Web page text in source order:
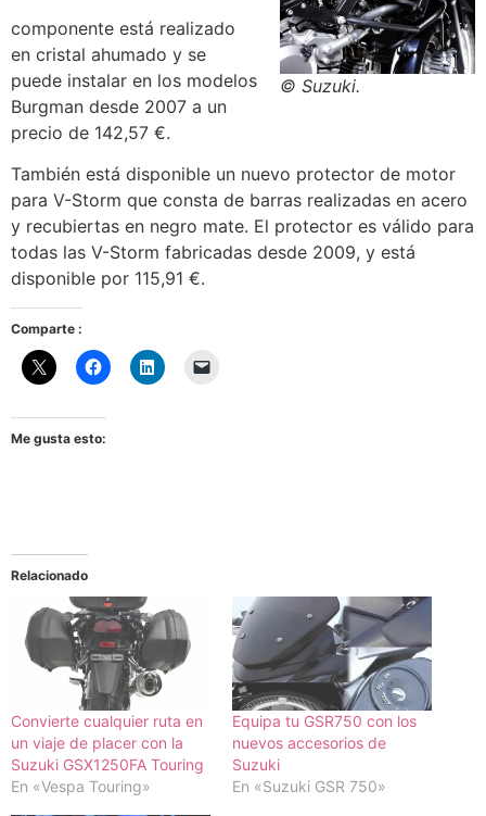
© Suzuki.
componente está realizado
en cristal ahumado y se
puede instalar en los modelos
Burgman desde 2007 a un
precio de 142,57 €.
También está disponible un nuevo protector de motor
para V-Storm que consta de barras realizadas en acero
y recubiertas en negro mate. El protector es válido para
todas las V-Storm fabricadas desde 2009, y está
disponible por 115,91 €.
Comparte :
Me gusta esto:
Relacionado
Convierte cualquier ruta en
un viaje de placer con la
Suzuki GSX1250FA Touring
En «Vespa Touring»
Equipa tu GSR750 con los
nuevos accesorios de
Suzuki
En «Suzuki GSR 750»